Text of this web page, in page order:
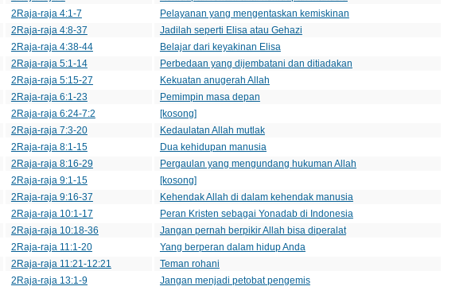
2Raja-raja 4:1-7
Pelayanan yang mengentaskan kemiskinan
2Raja-raja 4:8-37
Jadilah seperti Elisa atau Gehazi
2Raja-raja 4:38-44
Belajar dari keyakinan Elisa
2Raja-raja 5:1-14
Perbedaan yang dijembatani dan ditiadakan
2Raja-raja 5:15-27
Kekuatan anugerah Allah
2Raja-raja 6:1-23
Pemimpin masa depan
2Raja-raja 6:24-7:2
[kosong]
2Raja-raja 7:3-20
Kedaulatan Allah mutlak
2Raja-raja 8:1-15
Dua kehidupan manusia
2Raja-raja 8:16-29
Pergaulan yang mengundang hukuman Allah
2Raja-raja 9:1-15
[kosong]
2Raja-raja 9:16-37
Kehendak Allah di dalam kehendak manusia
2Raja-raja 10:1-17
Peran Kristen sebagai Yonadab di Indonesia
2Raja-raja 10:18-36
Jangan pernah berpikir Allah bisa diperalat
2Raja-raja 11:1-20
Yang berperan dalam hidup Anda
2Raja-raja 11:21-12:21
Teman rohani
2Raja-raja 13:1-9 Jangan menjadi petobat pengemis